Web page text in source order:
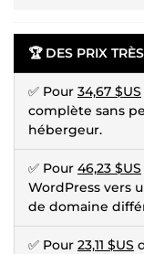
🏆 DES PRIX
✅ Pour 34,67 $US
complète sans
hébergeur.
✅ Pour 46,23 $US
WordPress vers
de domaine
✅ Pour 23,11 $US